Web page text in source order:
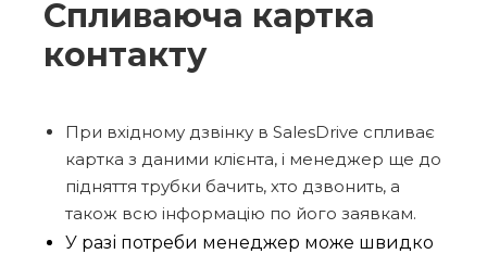
Спливаюча картка
контакту
При вхідному дзвінку в SalesDrive спливає
картка з даними клієнта, і менеджер ще до
підняття трубки бачить, хто дзвонить, а
також всю інформацію по його заявкам.
У разі потреби менеджер може швидко